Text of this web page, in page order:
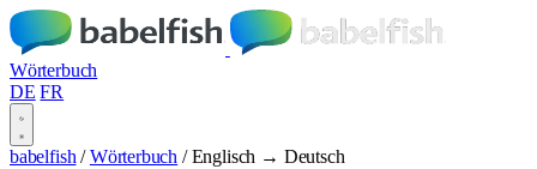
Wörterbuch
DE FR
babelfish / Wörterbuch / Englisch → Deutsch